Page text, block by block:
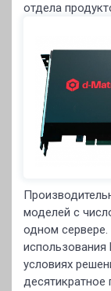
отдела
моделей с
одном
использования
условиях
десятикратное